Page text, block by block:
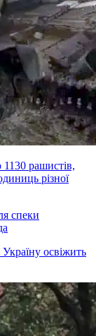
1130 рашистів,
різної
освіжить